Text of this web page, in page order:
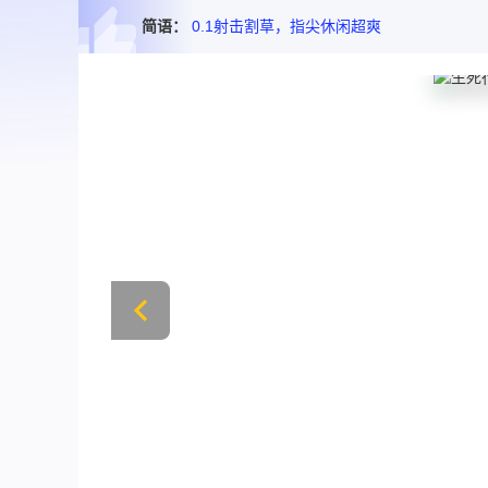
简语： 0.1射击割草，指尖休闲超爽